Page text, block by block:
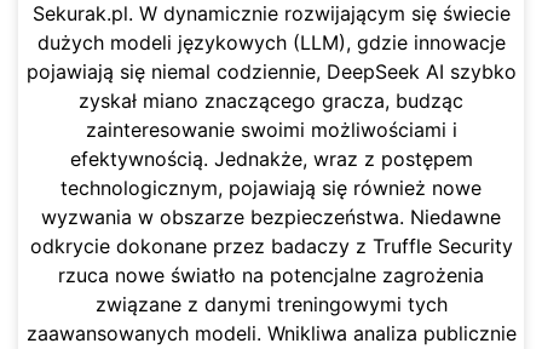
Sekurak.pl. W dynamicznie rozwijającym się świecie
dużych modeli językowych (LLM), gdzie innowacje
pojawiają się niemal codziennie, DeepSeek AI szybko
zyskał miano znaczącego gracza, budząc
zainteresowanie swoimi możliwościami i
efektywnością. Jednakże, wraz z postępem
technologicznym, pojawiają się również nowe
wyzwania w obszarze bezpieczeństwa. Niedawne
odkrycie dokonane przez badaczy z Truffle Security
rzuca nowe światło na potencjalne zagrożenia
związane z danymi treningowymi tych
zaawansowanych modeli. Wnikliwa analiza publicznie